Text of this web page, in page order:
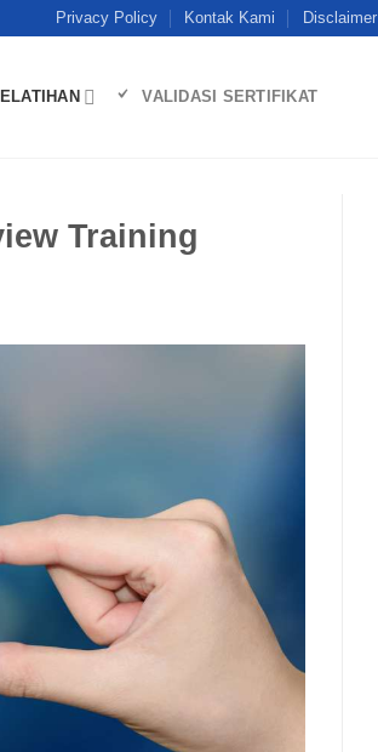
Privacy Policy Kontak Kami Disclaimer
VALIDASI SERTIFIKAT
Training